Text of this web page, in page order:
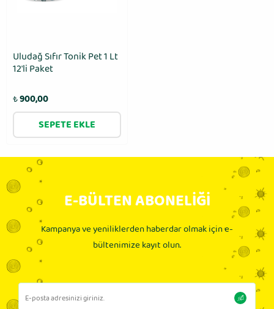
Uludağ Sıfır Tonik Pet 1 Lt
12′li Paket
₺900,00
SEPETE EKLE
E-BÜLTEN ABONELİĞİ
Kampanya ve yeniliklerden haberdar olmak için e-
bültenimize kayıt olun.